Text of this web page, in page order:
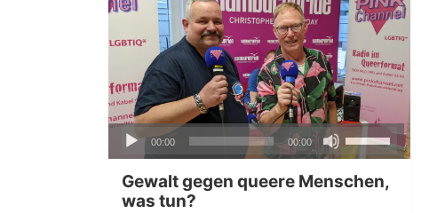
Audio-
Player
00:00 00:00
Pfeiltasten
Hoch/Runter
benutzen,
Gewalt gegen queere Menschen,
was tun?